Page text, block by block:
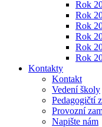
Rok
Rok
Rok
Rok
Rok
Rok
Kontakty
Kontakt
Vedení školy
Pedagogičtí
Provozní
Napište nám